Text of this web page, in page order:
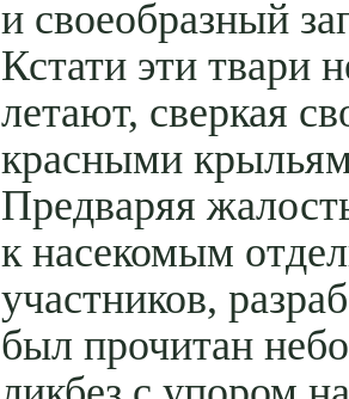
и своеобразный
Кстати эти твари
летают, сверкая
красными
Предваряя
к насекомым
участников,
был прочитан